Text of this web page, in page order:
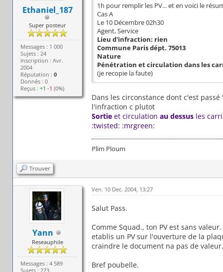
Ethaniel_187
Super posteur
Messages : 1 000
Sujets : 24
Inscription : Avr.
2004
Réputation :0
Donnés : 0
Reçus :+1 -1 (0%)
1h pour remplir les PV... et en voici le
Cas A
Le 10 Décembre 02h30
Agent, Service
Lieu d'infraction: rien
Commune Paris dépt. 75013
Nature
Pénétration et circulation dans les
(je recopie la faute)
Dans les circonstance dont c'est
l'infraction c plutot
Sortieet circulation au dessusles
:twisted: :mrgreen:
Plim Ploum
Trouver
Yann
Reseauphile
Messages : 4 589
Sujets : 273
Ven. 10 Dec. 2004, 13:27
Salut Pass.
Comme Squad., ton PV est sans
etablis un PV sur l'ouverture de la
craindre le document na pas de
Bref poubelle.